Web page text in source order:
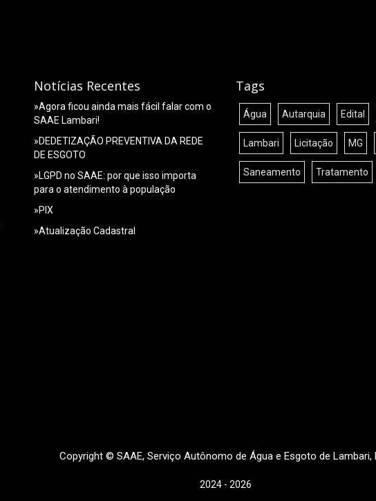
Notícias Recentes
»Agora ficou ainda mais fácil falar com o
SAAE Lambari!
»DEDETIZAÇÃO PREVENTIVA DA REDE
DE ESGOTO
»LGPD no SAAE: por que isso importa
para o atendimento à população
»PIX
»Atualização Cadastral
Tags
Água Autarquia Edital
Lambari Licitação MG
Saneamento Tratamento
Copyright © SAAE, Serviço Autônomo de Água e Esgoto de Lambari,
2024 - 2026